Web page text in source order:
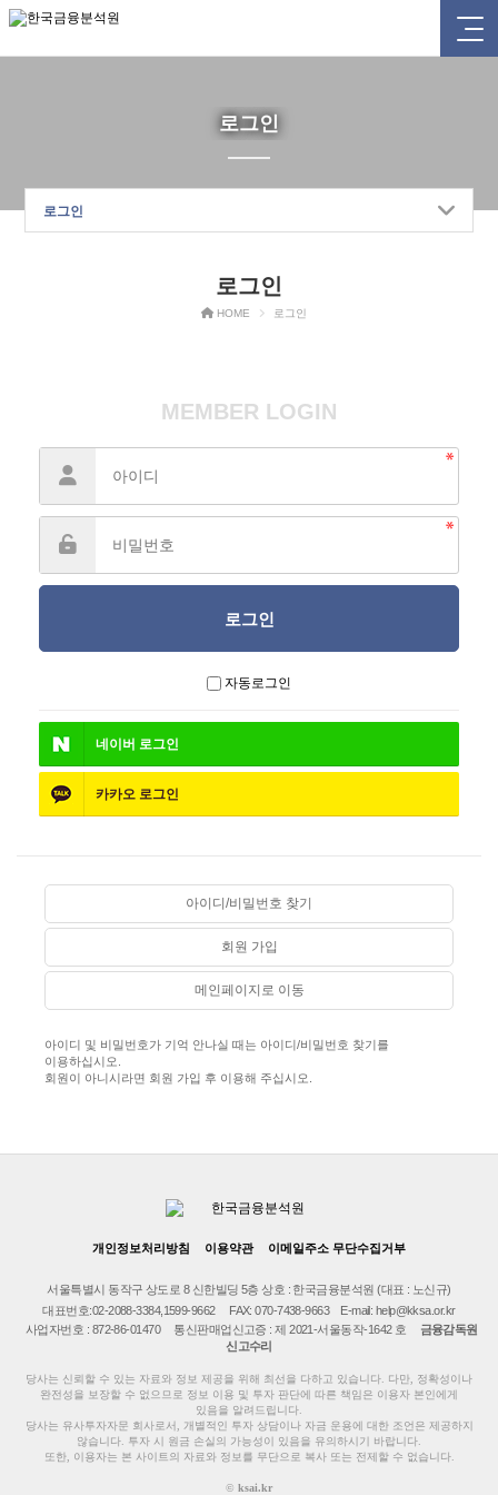
로그인
로그인
로그인
HOME 로그인
MEMBER LOGIN
자동로그인
네이버 로그인
카카오 로그인
아이디/비밀번호 찾기
회원 가입
메인페이지로 이동
아이디 및 비밀번호가 기억 안나실 때는 아이디/비밀번호 찾기를
이용하십시오.
회원이 아니시라면 회원 가입 후 이용해 주십시오.
개인정보처리방침 이용약관 이메일주소 무단수집거부
서울특별시 동작구 상도로 8 신한빌딩 5층 상호 : 한국금융분석원 (대표 : 노신규)
대표번호:02-2088-3384,1599-9662
FAX: 070-7438-9663
E-mail: help@kksa.or.kr
사업자번호 : 872-86-01470 통신판매업신고증 : 제 2021-서울동작-1642 호
금융감독원
신고수리
당사는 신뢰할 수 있는 자료와 정보 제공을 위해 최선을 다하고 있습니다. 다만, 정확성이나
완전성을 보장할 수 없으므로 정보 이용 및 투자 판단에 따른 책임은 이용자 본인에게
있음을 알려드립니다.
당사는 유사투자자문 회사로서, 개별적인 투자 상담이나 자금 운용에 대한 조언은 제공하지
않습니다. 투자 시 원금 손실의 가능성이 있음을 유의하시기 바랍니다.
또한, 이용자는 본 사이트의 자료와 정보를 무단으로 복사 또는 전제할 수 없습니다.
© ksai.kr